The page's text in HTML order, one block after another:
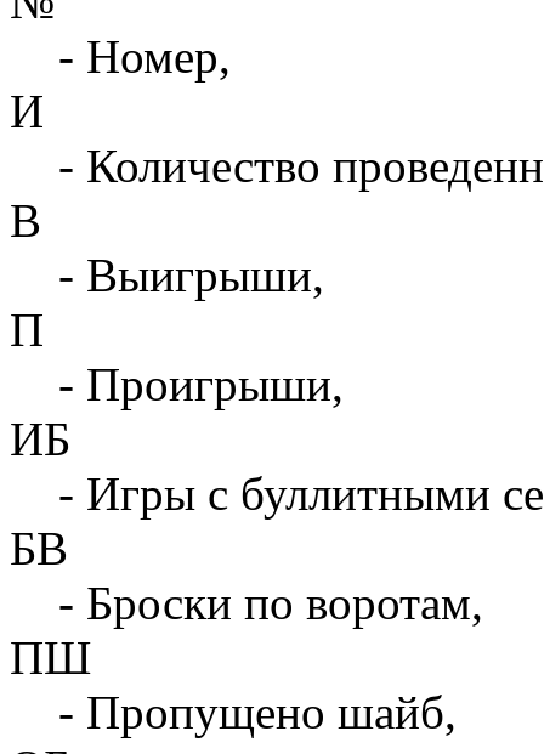
- Номер,
И
- Количество
В
- Выигрыши,
П
- Проигрыши,
ИБ
- Игры с буллитными
БВ
- Броски по воротам,
ПШ
- Пропущено шайб,